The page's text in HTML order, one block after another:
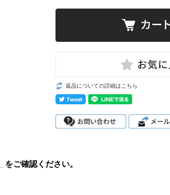
返品についての詳細はこちら
をご確認ください。